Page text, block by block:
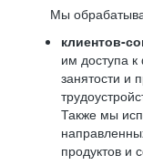
Мы
клиентов-
им доступа
занятости и
Также мы
продуктов и